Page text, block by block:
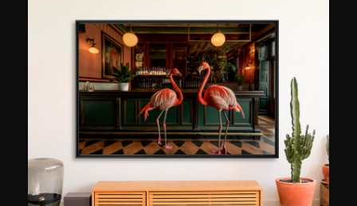
aglomeración de peatones, la mezcla de olores,
son tan cautivadores que ninguna toma puede
capturarlos todos. ¿Deberíamos entonces tomar
decisiones? No lo creo, no lo quiero”. Para
traducir en imágenes esta “congestión” de la
vida urbana, Laurent Dequick no duda en
yuxtaponer, superponer o incluso superponer los
planos. Entrelaza con la misma intensidad
fotografías que representan grupos